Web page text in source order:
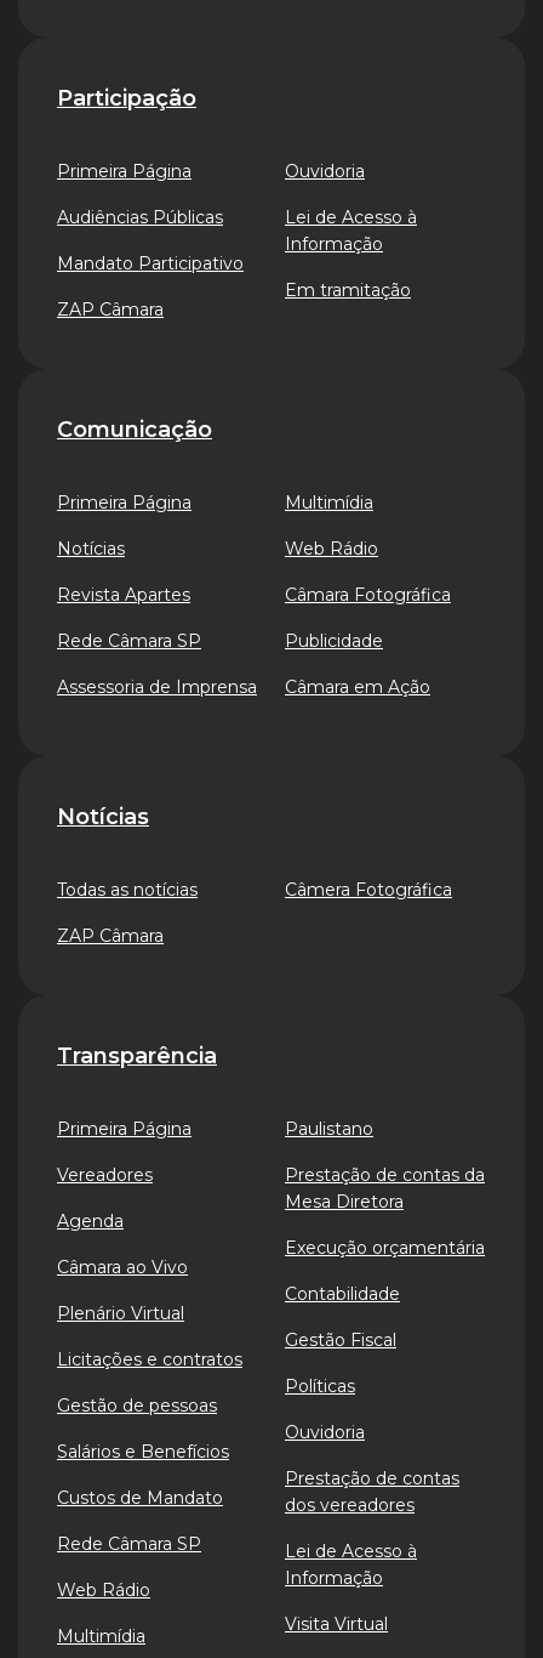
Participação
Primeira Página
Audiências Públicas
Mandato Participativo
ZAP Câmara
Ouvidoria
Lei de Acesso à
Informação
Em tramitação
Comunicação
Primeira Página
Notícias
Revista Apartes
Rede Câmara SP
Assessoria de Imprensa
Multimídia
Web Rádio
Câmara Fotográfica
Publicidade
Câmara em Ação
Notícias
Todas as notícias
ZAP Câmara
Câmera Fotográfica
Transparência
Primeira Página
Vereadores
Agenda
Câmara ao Vivo
Plenário Virtual
Licitações e contratos
Gestão de pessoas
Salários e Benefícios
Custos de Mandato
Rede Câmara SP
Web Rádio
Multimídia
Paulistano
Prestação de contas da
Mesa Diretora
Execução orçamentária
Contabilidade
Gestão Fiscal
Políticas
Ouvidoria
Prestação de contas
dos vereadores
Lei de Acesso à
Informação
Visita Virtual